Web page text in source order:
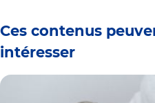
Ces contenus
intéresser